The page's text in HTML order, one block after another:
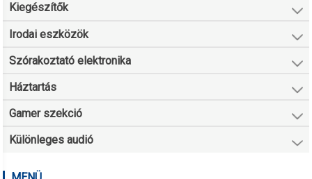
Kiegészítők
Irodai eszközök
Szórakoztató elektronika
Háztartás
Gamer szekció
Különleges audió